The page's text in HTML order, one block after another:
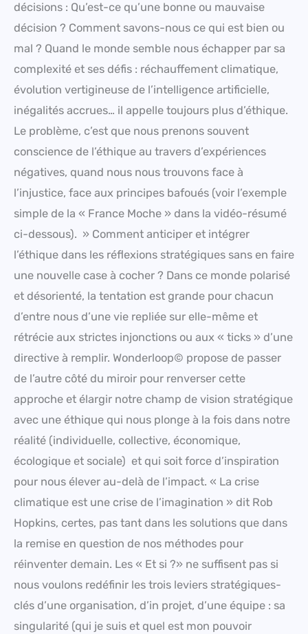
décisions : Qu’est-ce qu’une bonne ou mauvaise
décision ? Comment savons-nous ce qui est bien ou
mal ? Quand le monde semble nous échapper par sa
complexité et ses défis : réchauffement climatique,
évolution vertigineuse de l’intelligence artificielle,
inégalités accrues… il appelle toujours plus d’éthique.
Le problème, c’est que nous prenons souvent
conscience de l’éthique au travers d’expériences
négatives, quand nous nous trouvons face à
l’injustice, face aux principes bafoués (voir l’exemple
simple de la « France Moche » dans la vidéo-résumé
ci-dessous). » Comment anticiper et intégrer
l’éthique dans les réflexions stratégiques sans en faire
une nouvelle case à cocher ? Dans ce monde polarisé
et désorienté, la tentation est grande pour chacun
d’entre nous d’une vie repliée sur elle-même et
rétrécie aux strictes injonctions ou aux « ticks » d’une
directive à remplir. Wonderloop© propose de passer
de l’autre côté du miroir pour renverser cette
approche et élargir notre champ de vision stratégique
avec une éthique qui nous plonge à la fois dans notre
réalité (individuelle, collective, économique,
écologique et sociale) et qui soit force d’inspiration
pour nous élever au-delà de l’impact. « La crise
climatique est une crise de l’imagination » dit Rob
Hopkins, certes, pas tant dans les solutions que dans
la remise en question de nos méthodes pour
réinventer demain. Les « Et si ?» ne suffisent pas si
nous voulons redéfinir les trois leviers stratégiques-
clés d’une organisation, d’in projet, d’une équipe : sa
singularité (qui je suis et quel est mon pouvoir